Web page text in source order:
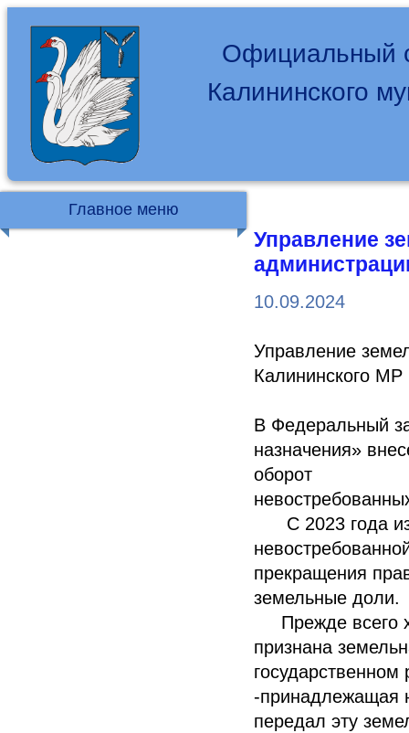
Официальный
Калининского
Управление
10.09.2024
Управление
Калининского
В Федеральный
назначения»
оборот
С 2023 года
прекращения
земельные доли.
Прежде всего
признана
-принадлежащая
передал эту
Главное меню